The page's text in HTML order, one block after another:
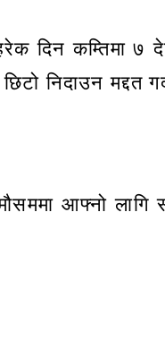
दिन कम्तिमा
निदाउन मद्दत
मौसममा आफ्नो